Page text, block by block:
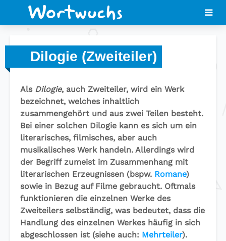
Dilogie (Zweiteiler)
Als Dilogie, auch Zweiteiler, wird ein Werk
bezeichnet, welches inhaltlich
zusammengehört und aus zwei Teilen besteht.
Bei einer solchen Dilogie kann es sich um ein
literarisches, filmisches, aber auch
musikalisches Werk handeln. Allerdings wird
der Begriff zumeist im Zusammenhang mit
literarischen Erzeugnissen (bspw. Romane)
sowie in Bezug auf Filme gebraucht. Oftmals
funktionieren die einzelnen Werke des
Zweiteilers selbständig, was bedeutet, dass die
Handlung des einzelnen Werkes häufig in sich
abgeschlossen ist (siehe auch: Mehrteiler).